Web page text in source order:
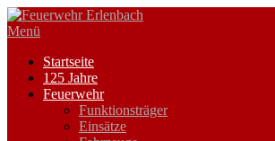
Zum
Inhalt
Menü
Startseite
125 Jahre
Feuerwehr
Funktionsträger
Einsätze